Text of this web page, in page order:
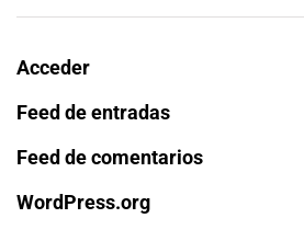
Acceder
Feed de entradas
Feed de comentarios
WordPress.org